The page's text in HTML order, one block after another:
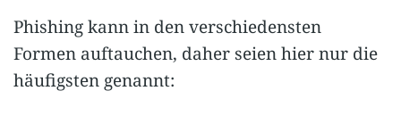
Phishing kann in den verschiedensten
Formen auftauchen, daher seien hier nur die
häufigsten genannt: